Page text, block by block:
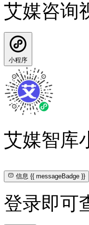
艾媒咨询
小程序
艾媒智库
信息{{ messageBadge }}
登录即可